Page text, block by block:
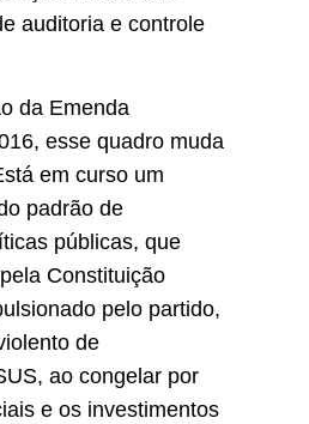
auditoria e controle
da Emenda
esse quadro muda
em curso um
padrão de
públicas, que
Constituição
pelo partido,
de
ao congelar por
e os investimentos